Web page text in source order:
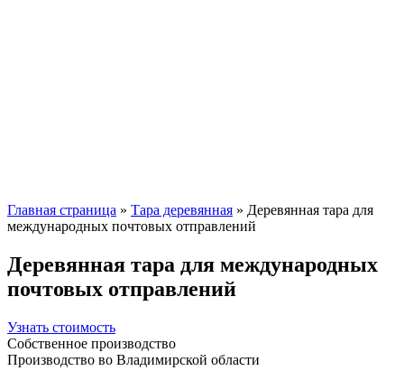
Главная страница » Тара деревянная » Деревянная тара для
международных почтовых отправлений
Деревянная тара для международных
почтовых отправлений
Узнать стоимость
Собственное производство
Производство во Владимирской области